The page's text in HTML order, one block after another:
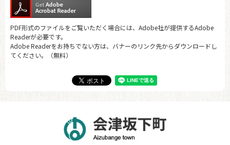
PDF形式のファイルをご覧いただく場合には、Adobe社が提供するAdobe
Readerが必要です。
Adobe Readerをお持ちでない方は、バナーのリンク先からダウンロードし
てください。（無料）